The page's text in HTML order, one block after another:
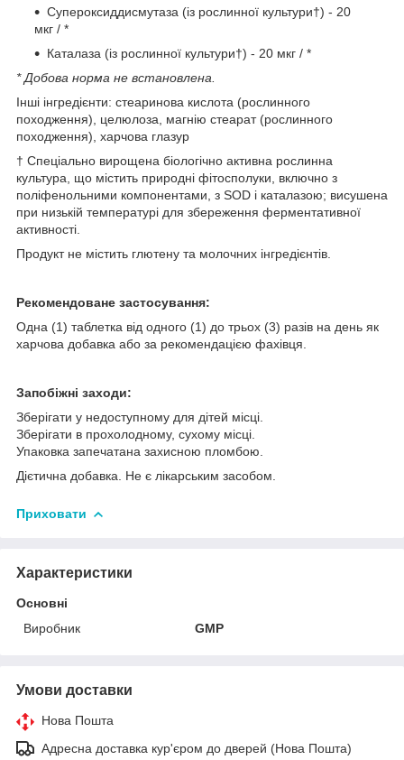
Супероксиддисмутаза (із рослинної культури†) - 20
мкг / *
Каталаза (із рослинної культури†) - 20 мкг / *
* Добова норма не встановлена.
Інші інгредієнти: стеаринова кислота (рослинного
походження), целюлоза, магнію стеарат (рослинного
походження), харчова глазур
† Спеціально вирощена біологічно активна рослинна
культура, що містить природні фітосполуки, включно з
поліфенольними компонентами, з SOD і каталазою; висушена
при низькій температурі для збереження ферментативної
активності.
Продукт не містить глютену та молочних інгредієнтів.
Рекомендоване застосування:
Одна (1) таблетка від одного (1) до трьох (3) разів на день як
харчова добавка або за рекомендацією фахівця.
Запобіжні заходи:
Зберігати у недоступному для дітей місці.
Зберігати в прохолодному, сухому місці.
Упаковка запечатана захисною пломбою.
Дієтична добавка. Не є лікарським засобом.
Приховати
Характеристики
Основні
Виробник
GMP
Умови доставки
Нова Пошта
Адресна доставка кур'єром до дверей (Нова Пошта)